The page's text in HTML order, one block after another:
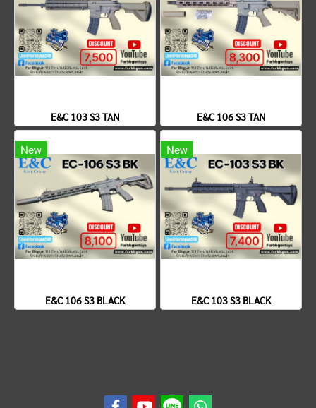
E&C 103 S3 TAN E&C 106 S3 TAN
New
E&C 106 S3 BLACK
New
E&C 103 S3 BLACK